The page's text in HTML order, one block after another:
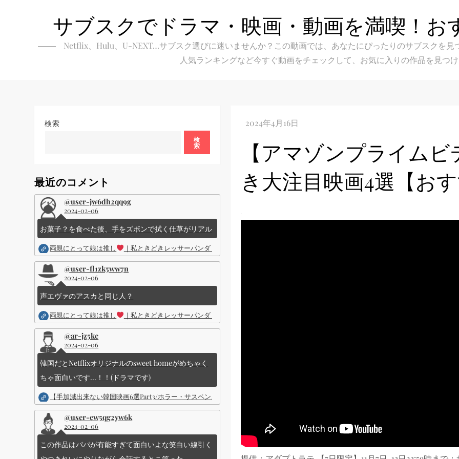
サブスクでドラマ・映画・動画を満喫！お
Netflix、Hulu、U-NEXT…サブスク選びに迷いませんか？この動画では、あなたにぴったりのサブスクを見
人気ランキングなど今すぐ動画をチェックして、お気に入りの作品を見つけ
【アマゾンプライム
き大注目映画4選【お
検索
検
索
最近のコメント
@user-jw6dh2qq9g
2024-02-06
お菓子？を食べた後、手をズボンで拭く仕草がリアル
両親にとって娘は推し ｜私ときどきレッサーパンダ ｜Disney (ディズニープラス）
@user-fl1zk5ww7n
2024-02-06
声エヴァのアスカと同じ人？
両親にとって娘は推し ｜私ときどきレッサーパンダ ｜Disney (ディズニープラス）
@ar-jz5kc
2024-02-06
韓国だとNetflixオリジナルのsweet homeがめちゃく
ちゃ面白いです...！！(ドラマです)
【手加減出来ない韓国映画6選Part3/ホラー・サスペンス・ノワール】韓国至上の《最凶の悪》が登場する韓国映画。
@user-ew5qg2yw6k
2024-02-06
この作品はパパが有能すぎて面白いよな笑白い線引く